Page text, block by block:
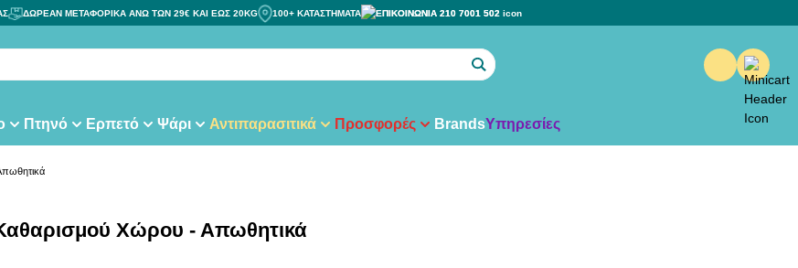
ΔΩΡΕΑΝ ΜΕΤΑΦΟΡΙΚΑ ΑΝΩ ΤΩΝ 29€ ΚΑΙ ΕΩΣ 20KG 100+ ΚΑΤΑΣΤΗΜΑΤΑ ΕΠΙΚΟΙΝΩΝΙΑ 210 7001 502
Πτηνό Ερπετό Ψάρι Αντιπαρασιτικά Προσφορές BrandsΥπηρεσίες
Χώρου - Απωθητικά